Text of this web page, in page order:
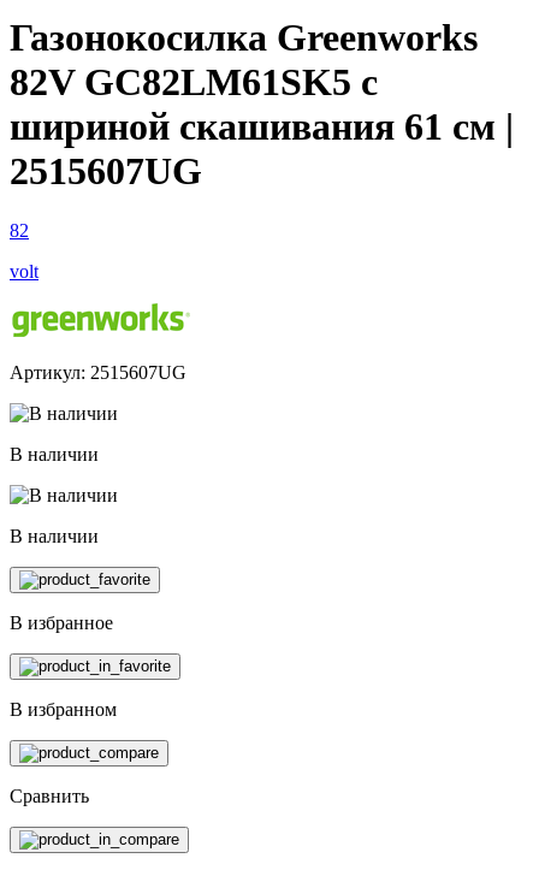
Газонокосилка Greenworks
82V GC82LM61SK5 с
шириной скашивания 61 см |
2515607UG
82
volt
Артикул: 2515607UG
В наличии
В наличии
В избранное
В избранном
Сравнить